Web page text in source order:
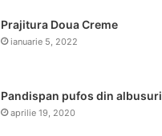
Prajitura Doua Creme
ianuarie 5, 2022
Pandispan pufos din albusuri
aprilie 19, 2020